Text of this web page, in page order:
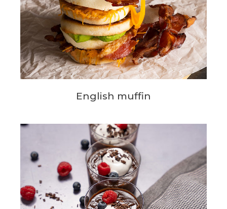
English muffin